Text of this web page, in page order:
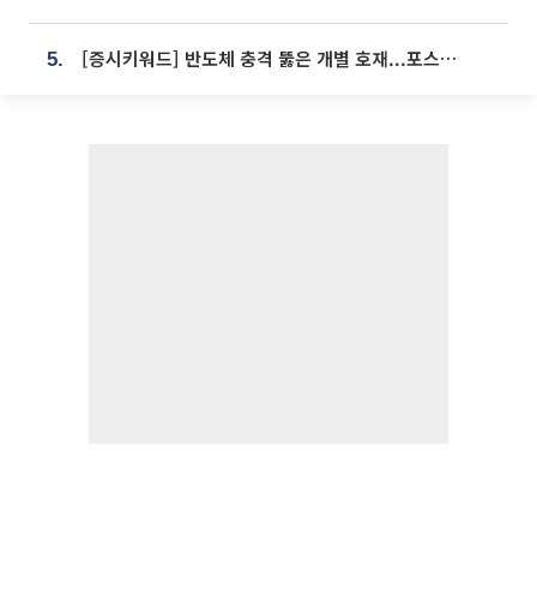
5. [증시키워드] 반도체 충격 뚫은 개별 호재...포스코퓨처엠·에코프로·한화솔루션 '눈길'